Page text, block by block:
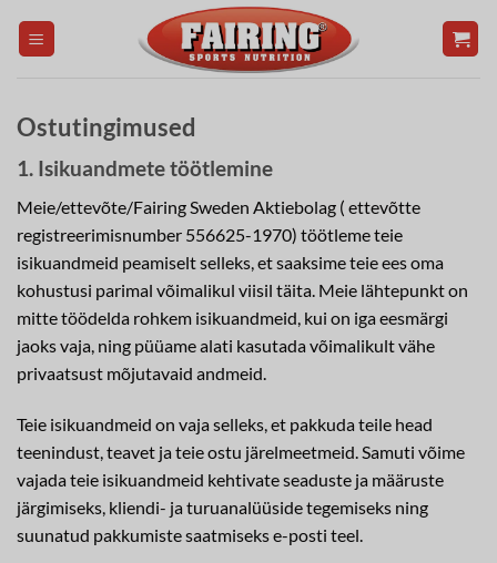
Ostutingimused
1. Isikuandmete töötlemine
Meie/ettevõte/Fairing Sweden Aktiebolag ( ettevõtte
registreerimisnumber 556625-1970) töötleme teie
isikuandmeid peamiselt selleks, et saaksime teie ees oma
kohustusi parimal võimalikul viisil täita. Meie lähtepunkt on
mitte töödelda rohkem isikuandmeid, kui on iga eesmärgi
jaoks vaja, ning püüame alati kasutada võimalikult vähe
privaatsust mõjutavaid andmeid.
Teie isikuandmeid on vaja selleks, et pakkuda teile head
teenindust, teavet ja teie ostu järelmeetmeid. Samuti võime
vajada teie isikuandmeid kehtivate seaduste ja määruste
järgimiseks, kliendi- ja turuanalüüside tegemiseks ning
suunatud pakkumiste saatmiseks e-posti teel.